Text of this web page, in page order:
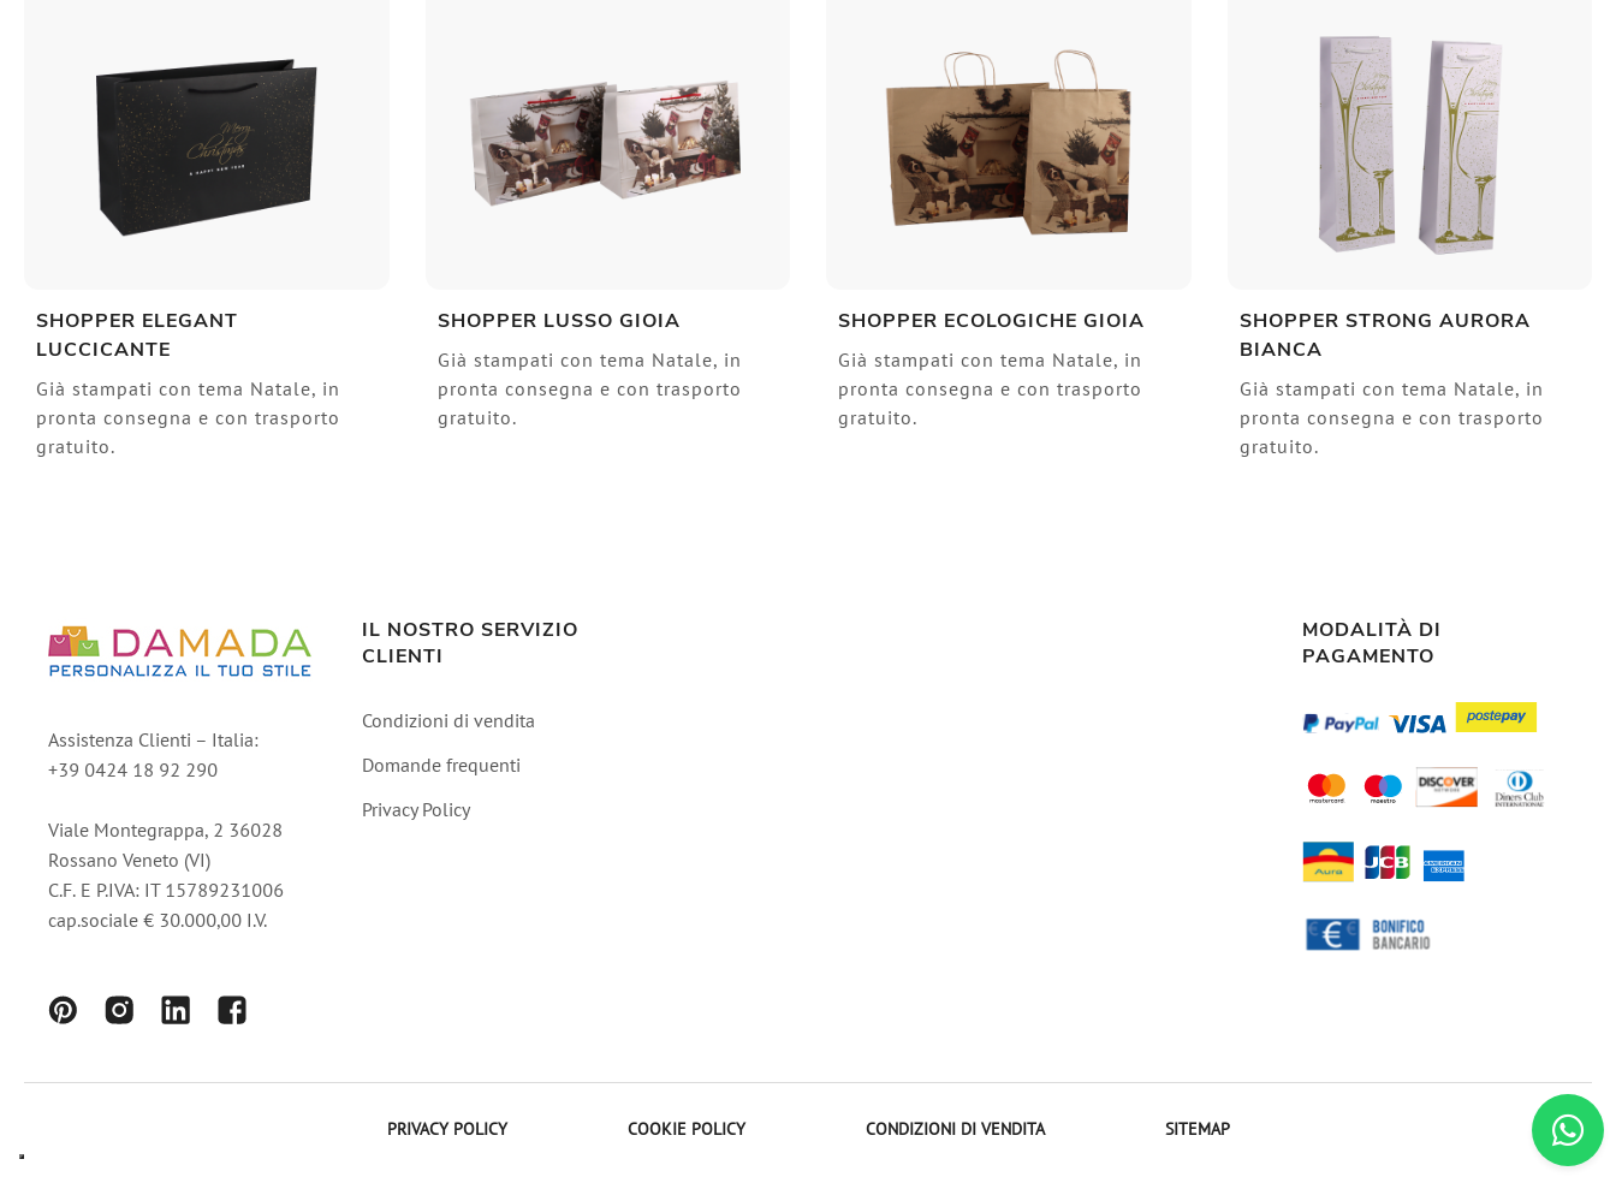
SHOPPER ELEGANT
LUCCICANTE
Già stampati con tema Natale, in
pronta consegna e con trasporto
gratuito.
SHOPPER LUSSO GIOIA
Già stampati con tema Natale, in
pronta consegna e con trasporto
gratuito.
SHOPPER ECOLOGICHE GIOIA
Già stampati con tema Natale, in
pronta consegna e con trasporto
gratuito.
SHOPPER STRONG AURORA
BIANCA
Già stampati con tema Natale, in
pronta consegna e con trasporto
gratuito.
Assistenza Clienti – Italia:
+39 0424 18 92 290
Viale Montegrappa, 2 36028
Rossano Veneto (VI)
C.F. E P.IVA: IT 15789231006
cap.sociale € 30.000,00 I.V.
IL NOSTRO SERVIZIO
CLIENTI
Condizioni di vendita
Domande frequenti
Privacy Policy
MODALITÀ DI
PAGAMENTO
PRIVACY POLICY COOKIE POLICY CONDIZIONI DI VENDITA SITEMAP